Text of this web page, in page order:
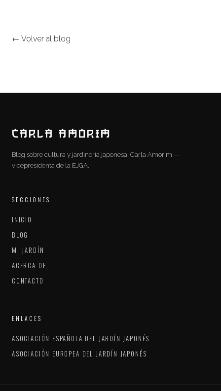
← Volver al blog
CARLA AMORIM
Blog sobre cultura y jardinería japonesa. Carla Amorim —
vicepresidenta de la EJGA.
SECCIONES
INICIO
BLOG
MI JARDÍN
ACERCA DE
CONTACTO
ENLACES
ASOCIACIÓN ESPAÑOLA DEL JARDÍN JAPONÉS
ASOCIACIÓN EUROPEA DEL JARDÍN JAPONÉS